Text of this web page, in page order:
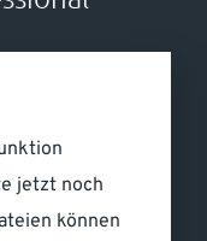
jetzt noch
können